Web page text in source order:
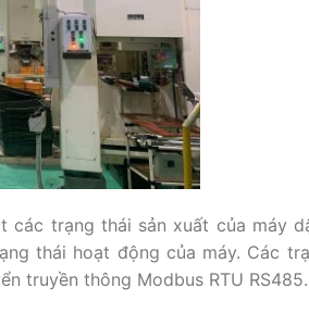
các trạng thái sản xuất của máy
thái hoạt động của máy. Các
truyền thông Modbus RTU RS485.